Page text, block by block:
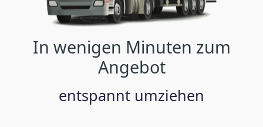
In wenigen Minuten zum
Angebot
entspannt umziehen